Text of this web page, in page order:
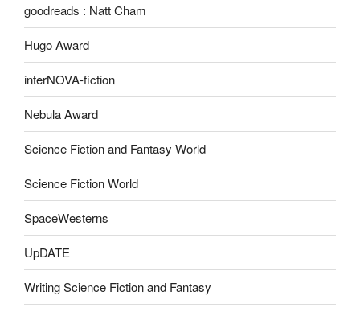
goodreads : Natt Cham
Hugo Award
interNOVA-fiction
Nebula Award
Science Fiction and Fantasy World
Science Fiction World
SpaceWesterns
UpDATE
Writing Science Fiction and Fantasy